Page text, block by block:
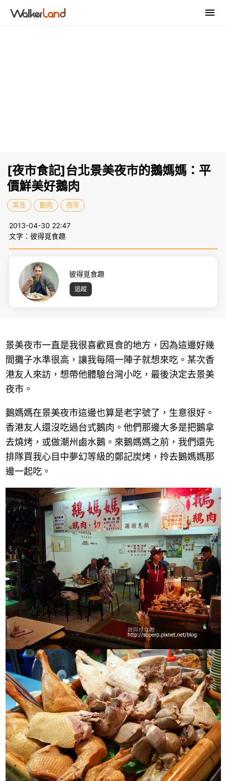
[夜市食記]台北景美夜市的鵝媽媽：平
價鮮美好鵝肉
美食 鵝肉 夜市
2013-04-30 22:47
文字：彼得覓食趣
彼得覓食趣
追蹤
景美夜市一直是我很喜歡覓食的地方，因為這邊好幾
間攤子水準很高，讓我每隔一陣子就想來吃。某次香
港友人來訪，想帶他體驗台灣小吃，最後決定去景美
夜市。
鵝媽媽在景美夜市這邊也算是老字號了，生意很好。
香港友人還沒吃過台式鵝肉。他們那邊大多是把鵝拿
去燒烤，或做潮州鹵水鵝。來鵝媽媽之前，我們還先
排隊買我心目中夢幻等級的鄭記炭烤，拎去鵝媽媽那
邊一起吃。